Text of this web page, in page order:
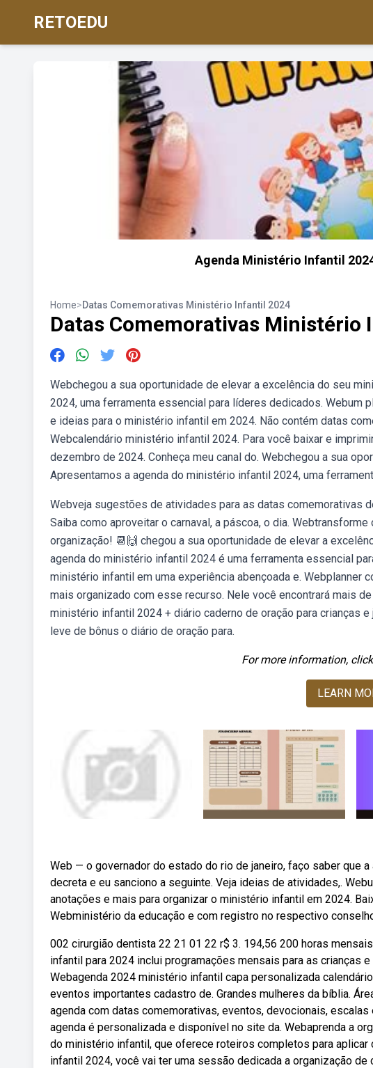
RETOEDU
Agenda Ministério Infantil
Home>Datas Comemorativas Ministério Infantil 2024
Datas Comemorativas Ministério
Webchegou a sua oportunidade de elevar a excelência do seu
2024, uma ferramenta essencial para líderes dedicados. Webum
e ideias para o ministério infantil em 2024. Não contém datas
Webcalendário ministério infantil 2024. Para você baixar e
dezembro de 2024. Conheça meu canal do. Webchegou a sua
Apresentamos a agenda do ministério infantil 2024, uma
Webveja sugestões de atividades para as datas comemorativas
Saiba como aproveitar o carnaval, a páscoa, o dia.
organização! 📆🙌 chegou a sua oportunidade de elevar a
agenda do ministério infantil 2024 é uma ferramenta essencial
ministério infantil em uma experiência abençoada e.
mais organizado com esse recurso. Nele você encontrará mais
ministério infantil 2024 + diário caderno de oração para crianças
leve de bônus o diário de oração para.
For more information,
LEARN
Web — o governador do estado do rio de janeiro, faço saber que
decreta e eu sanciono a seguinte. Veja ideias de atividades,.
anotações e mais para organizar o ministério infantil em 2024.
Webministério da educação e com registro no respectivo
002 cirurgião dentista 22 21 01 22 r$ 3. 194,56 200 horas
infantil para 2024 inclui programações mensais para as crianças
Webagenda 2024 ministério infantil capa personalizada
eventos importantes cadastro de. Grandes mulheres da bíblia.
agenda com datas comemorativas, eventos, devocionais,
agenda é personalizada e disponível no site da. Webaprenda a
do ministério infantil, que oferece roteiros completos para
infantil 2024, você vai ter uma sessão dedicada a organização